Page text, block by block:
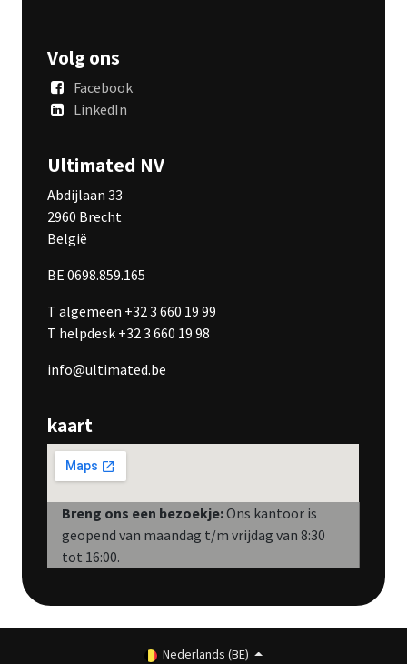
Volg ons
Facebook
LinkedIn
Ultimated NV
Abdijlaan 33
2960 Brecht
België
BE 0698.859.165
T algemeen +32 3 660 19 99
T helpdesk +32 3 660 19 98
info@ultimated.be
kaart
Breng ons een bezoekje:Ons kantoor is
geopend van maandag t/m vrijdag van 8:30
tot 16:00.
Nederlands (BE)